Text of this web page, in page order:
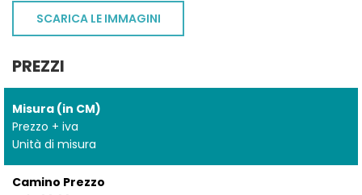
SCARICA LE IMMAGINI
PREZZI
Misura (in CM)
Prezzo + iva
Unità di misura
Camino Prezzo